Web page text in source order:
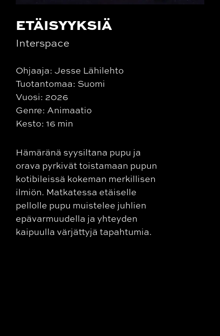
ETÄISYYKSIÄ
Interspace
Ohjaaja: Jesse Lähilehto
Tuotantomaa: Suomi
Vuosi: 2026
Genre: Animaatio
Kesto: 16 min
Hämäränä syysiltana pupu ja
orava pyrkivät toistamaan pupun
kotibileissä kokeman merkillisen
ilmiön. Matkatessa etäiselle
pellolle pupu muistelee juhlien
epävarmuudella ja yhteyden
kaipuulla värjättyjä tapahtumia.